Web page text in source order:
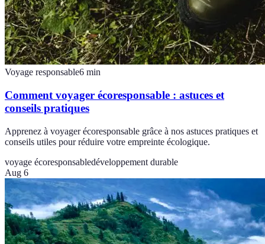
Voyage responsable6 min
Comment voyager écoresponsable : astuces et
conseils pratiques
Apprenez à voyager écoresponsable grâce à nos astuces pratiques et
conseils utiles pour réduire votre empreinte écologique.
voyage écoresponsabledéveloppement durable
Aug 6